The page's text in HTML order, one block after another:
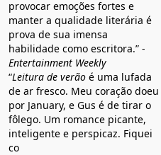
provocar emoções fortes e
manter a qualidade literária é
prova de sua imensa
habilidade como escritora.” -
Entertainment Weekly
“Leitura de verão é uma lufada
de ar fresco. Meu coração doeu
por January, e Gus é de tirar o
fôlego. Um romance picante,
inteligente e perspicaz. Fiquei
co